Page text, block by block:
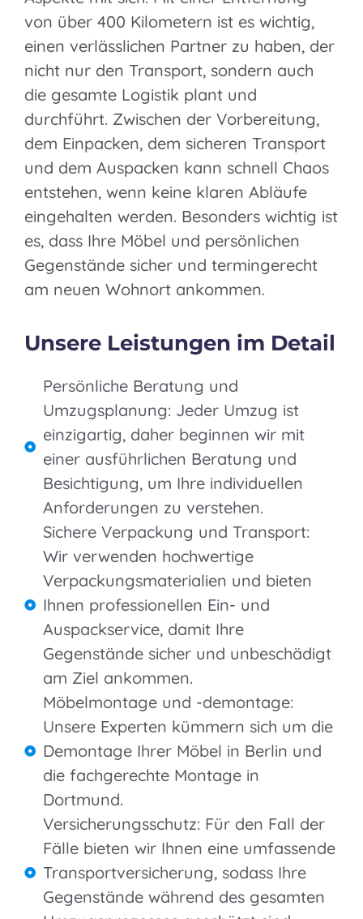
von über 400 Kilometern ist es wichtig,
einen verlässlichen Partner zu haben, der
nicht nur den Transport, sondern auch
die gesamte Logistik plant und
durchführt. Zwischen der Vorbereitung,
dem Einpacken, dem sicheren Transport
und dem Auspacken kann schnell Chaos
entstehen, wenn keine klaren Abläufe
eingehalten werden. Besonders wichtig ist
es, dass Ihre Möbel und persönlichen
Gegenstände sicher und termingerecht
am neuen Wohnort ankommen.
Unsere Leistungen im Detail
Persönliche Beratung und
Umzugsplanung: Jeder Umzug ist
einzigartig, daher beginnen wir mit
einer ausführlichen Beratung und
Besichtigung, um Ihre individuellen
Anforderungen zu verstehen.
Sichere Verpackung und Transport:
Wir verwenden hochwertige
Verpackungsmaterialien und bieten
Ihnen professionellen Ein- und
Auspackservice, damit Ihre
Gegenstände sicher und unbeschädigt
am Ziel ankommen.
Möbelmontage und -demontage:
Unsere Experten kümmern sich um die
Demontage Ihrer Möbel in Berlin und
die fachgerechte Montage in
Dortmund.
Versicherungsschutz: Für den Fall der
Fälle bieten wir Ihnen eine umfassende
Transportversicherung, sodass Ihre
Gegenstände während des gesamten